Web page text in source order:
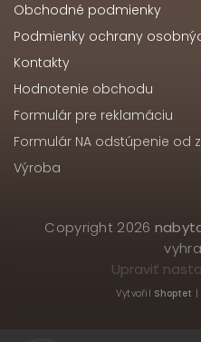
Obchodné podmienky
Podmienky ochrany
Kontakty
Hodnotenie obchodu
Formulár pre reklamáciu
Formulár NA odstúpenie od
Výroba
Copyright 2026
Upraviť
Vytvořil Shoptet |